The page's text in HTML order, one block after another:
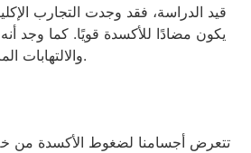
قيد الدراسة، فقد وجدت التجارب
يكون مضادًا للأكسدة قويًا. كما وجد
والالتهابات المرتبطة بالتمارين الرياضية.
تتعرض أجسامنا لضغوط الأكسدة من